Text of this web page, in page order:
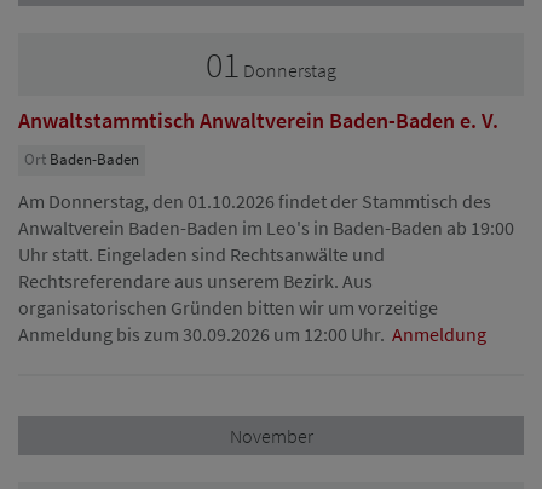
01 Donnerstag
Anwaltstammtisch Anwaltverein Baden-Baden e. V.
Ort Baden-Baden
Am Donnerstag, den 01.10.2026 findet der Stammtisch des
Anwaltverein Baden-Baden im Leo's in Baden-Baden ab 19:00
Uhr statt. Eingeladen sind Rechtsanwälte und
Rechtsreferendare aus unserem Bezirk. Aus
organisatorischen Gründen bitten wir um vorzeitige
Anmeldung bis zum 30.09.2026 um 12:00 Uhr. Anmeldung
November